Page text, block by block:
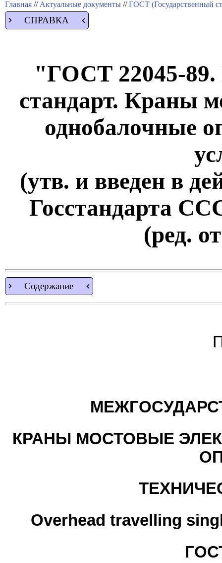
Главная // Актуальные документы //ГОСТ (Государственный
СПРАВКА
"ГОСТ 22045-89.
стандарт. Краны
однобалочные
(утв. и введен в
Госстандарта
(ред.
Содержание
КРАНЫ МОСТОВЫЕ
Overhead travelling